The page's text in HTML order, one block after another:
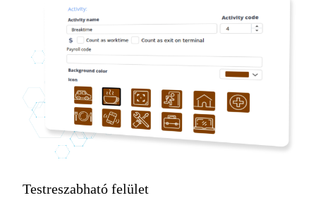
Testreszabható felület